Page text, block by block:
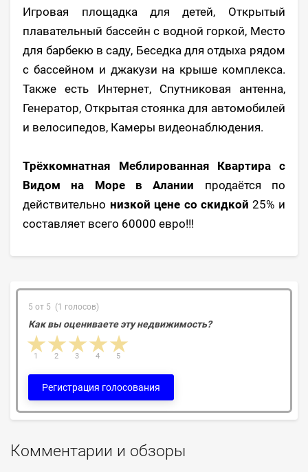
Игровая площадка для детей, Открытый
плавательный бассейн с водной горкой, Место
для барбекю в саду, Беседка для отдыха рядом
с бассейном и джакузи на крыше комплекса.
Также есть Интернет, Спутниковая антенна,
Генератор, Открытая стоянка для автомобилей
и велосипедов, Камеры видеонаблюдения.
Трёхкомнатная Меблированная Квартира с
Видом на Море в Алании продаётся по
действительно низкой цене со скидкой 25% и
составляет всего 60000 евро!!!
5 от 5 (1 голосов)
Как вы оцениваете эту недвижимость?
4 stars
3 stars
2 stars
1 star 5
4
3
2
1
Регистрация голосования
Комментарии и обзоры